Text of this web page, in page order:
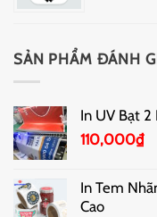
SẢN PHẨM ĐÁNH
In UV Bạt 2
110,000₫
In Tem
Cao